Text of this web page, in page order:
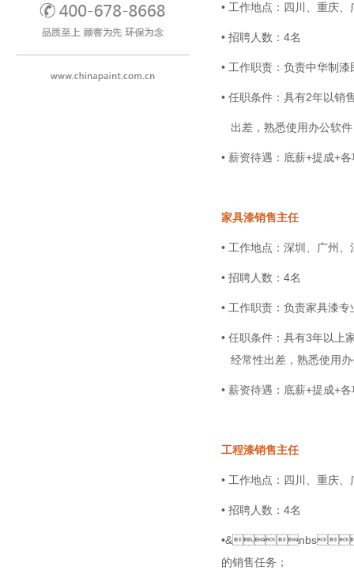
• 工作地点：四川、重庆、
• 招聘人数：4名
• 工作职责：负责中华
• 任职条件：具有2年
出差，熟悉使用办公软
• 薪资待遇：底薪+提成+
家具漆销售主任
• 工作地点：深圳、广州、
• 招聘人数：4名
• 工作职责：负责家具漆
• 任职条件：具有3年以上
经常性出差，熟悉使用
• 薪资待遇：底薪+提成+
工程漆销售主任
• 工作地点：四川、重庆
• 招聘人数：4名
•&nbsp;工
的销售任务；